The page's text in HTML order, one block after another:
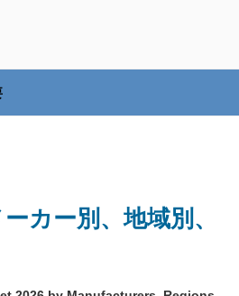
カー別、地域別、